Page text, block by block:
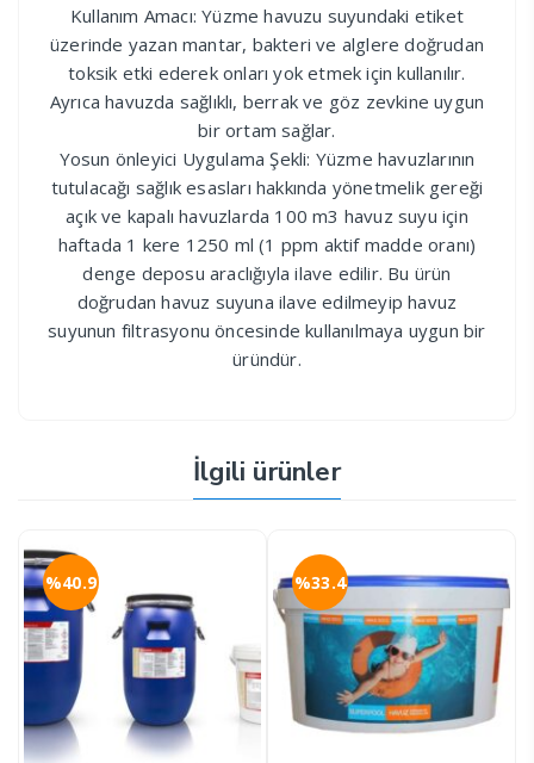
Kullanım Amacı: Yüzme havuzu suyundaki etiket
üzerinde yazan mantar, bakteri ve alglere doğrudan
toksik etki ederek onları yok etmek için kullanılır.
Ayrıca havuzda sağlıklı, berrak ve göz zevkine uygun
bir ortam sağlar.
Yosun önleyici Uygulama Şekli: Yüzme havuzlarının
tutulacağı sağlık esasları hakkında yönetmelik gereği
açık ve kapalı havuzlarda 100 m3 havuz suyu için
haftada 1 kere 1250 ml (1 ppm aktif madde oranı)
denge deposu araclığıyla ilave edilir. Bu ürün
doğrudan havuz suyuna ilave edilmeyip havuz
suyunun filtrasyonu öncesinde kullanılmaya uygun bir
üründür.
İlgili ürünler
%40.9 %33.4